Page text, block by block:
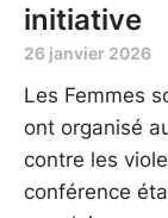
initiative
26 janvier 2026
Les Femmes
ont organisé
contre les
conférence